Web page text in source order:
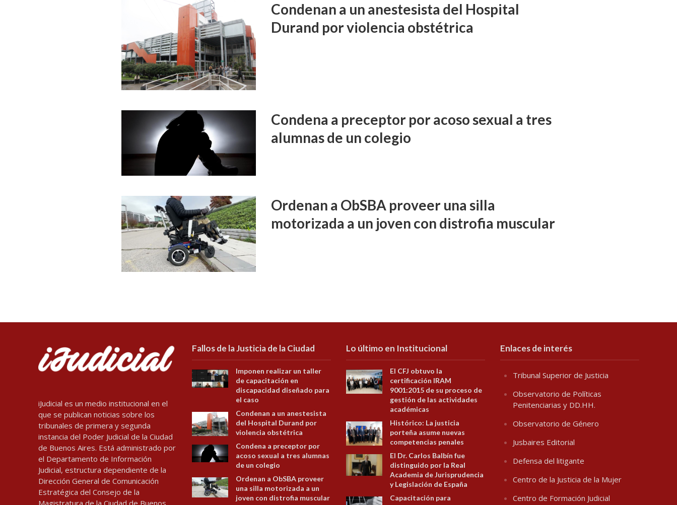
Condenan a un anestesista del Hospital
Durand por violencia obstétrica
Condena a preceptor por acoso sexual a tres
alumnas de un colegio
Ordenan a ObSBA proveer una silla
motorizada a un joven con distrofia muscular
iJudicial es un medio institucional en el
que se publican noticias sobre los
tribunales de primera y segunda
instancia del Poder Judicial de la Ciudad
de Buenos Aires. Está administrado por
el Departamento de Información
Judicial, estructura dependiente de la
Dirección General de Comunicación
Estratégica del Consejo de la
Magistratura de la Ciudad de Buenos
Fallos de la Justicia de la Ciudad
Imponen realizar un taller
de capacitación en
discapacidad diseñado para
el caso
Condenan a un anestesista
del Hospital Durand por
violencia obstétrica
Condena a preceptor por
acoso sexual a tres alumnas
de un colegio
Ordenan a ObSBA proveer
una silla motorizada a un
joven con distrofia muscular
Lo último en Institucional
El CFJ obtuvo la
certificación IRAM
9001:2015 de su proceso de
gestión de las actividades
académicas
Histórico: La justicia
porteña asume nuevas
competencias penales
El Dr. Carlos Balbín fue
distinguido por la Real
Academia de Jurisprudencia
y Legislación de España
Capacitación para
Enlaces de interés
Tribunal Superior de Justicia
Observatorio de Políticas
Penitenciarias y DD.HH.
Observatorio de Género
Jusbaires Editorial
Defensa del litigante
Centro de la Justicia de la Mujer
Centro de Formación Judicial